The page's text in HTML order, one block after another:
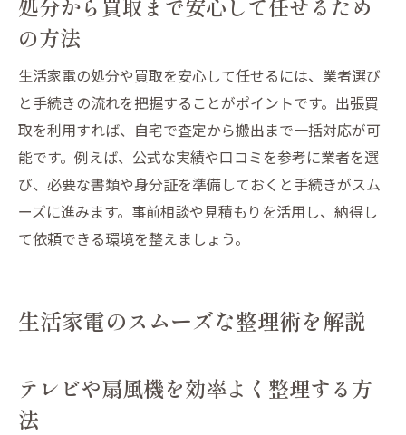
の方法
生活家電の処分や買取を安心して任せるには、業者選び
と手続きの流れを把握することがポイントです。出張買
取を利用すれば、自宅で査定から搬出まで一括対応が可
能です。例えば、公式な実績や口コミを参考に業者を選
び、必要な書類や身分証を準備しておくと手続きがスム
ーズに進みます。事前相談や見積もりを活用し、納得し
て依頼できる環境を整えましょう。
生活家電のスムーズな整理術を解説
テレビや扇風機を効率よく整理する方
法